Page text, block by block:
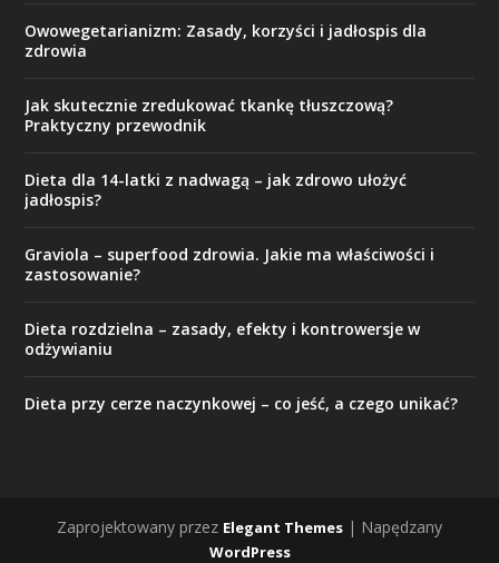
Owowegetarianizm: Zasady, korzyści i jadłospis dla
zdrowia
Jak skutecznie zredukować tkankę tłuszczową?
Praktyczny przewodnik
Dieta dla 14-latki z nadwagą – jak zdrowo ułożyć
jadłospis?
Graviola – superfood zdrowia. Jakie ma właściwości i
zastosowanie?
Dieta rozdzielna – zasady, efekty i kontrowersje w
odżywianiu
Dieta przy cerze naczynkowej – co jeść, a czego unikać?
Zaprojektowany przez Elegant Themes | Napędzany
WordPress